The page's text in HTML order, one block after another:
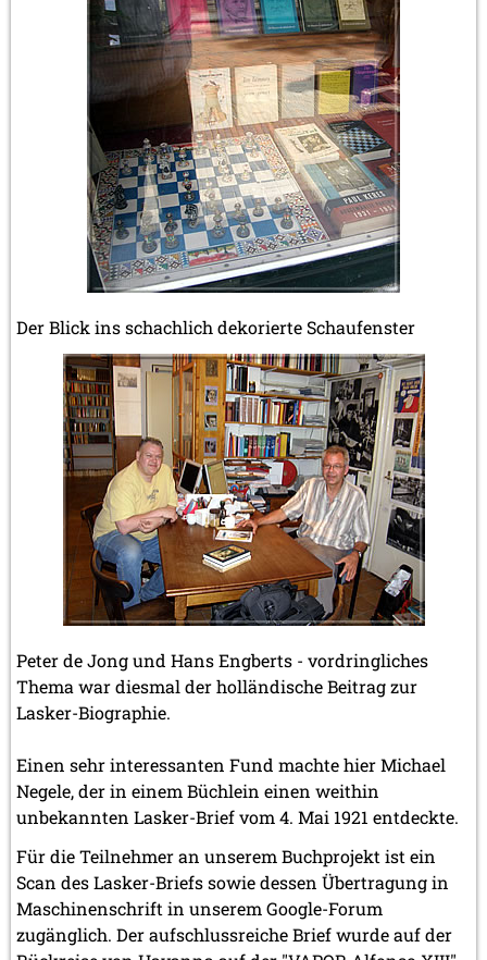
Der Blick ins schachlich dekorierte Schaufenster
Peter de Jong und Hans Engberts - vordringliches
Thema war diesmal der holländische Beitrag zur
Lasker-Biographie.
Einen sehr interessanten Fund machte hier Michael
Negele, der in einem Büchlein einen weithin
unbekannten Lasker-Brief vom 4. Mai 1921 entdeckte.
Für die Teilnehmer an unserem Buchprojekt ist ein
Scan des Lasker-Briefs sowie dessen Übertragung in
Maschinenschrift in unserem Google-Forum
zugänglich. Der aufschlussreiche Brief wurde auf der